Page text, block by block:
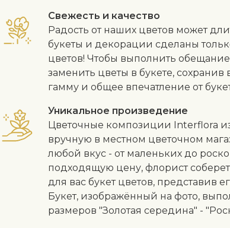
Свежесть и качество
Радость от наших цветов может
букеты и декорации сделаны
цветов! Чтобы выполнить
заменить цветы в букете,
гамму и общее впечатление от
Уникальное произведение
Цветочные композиции Interflora
вручную в местном цветочном
любой вкус - от маленьких до
подходящую цену, флорист
для вас букет цветов, представив
Букет, изображённый на фото,
размеров "Золотая середина" -